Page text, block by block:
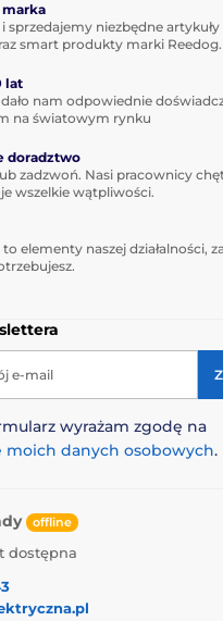
marka
sprzedajemy niezbędne artykuły
smart produkty marki Reedog.
lat
nam odpowiednie
na światowym rynku
doradztwo
zadzwoń. Nasi pracownicy
wszelkie wątpliwości.
elementy naszej działalności,
e-mail
wyrażam zgodę na
moich danych osobowych.
offline
dostępna